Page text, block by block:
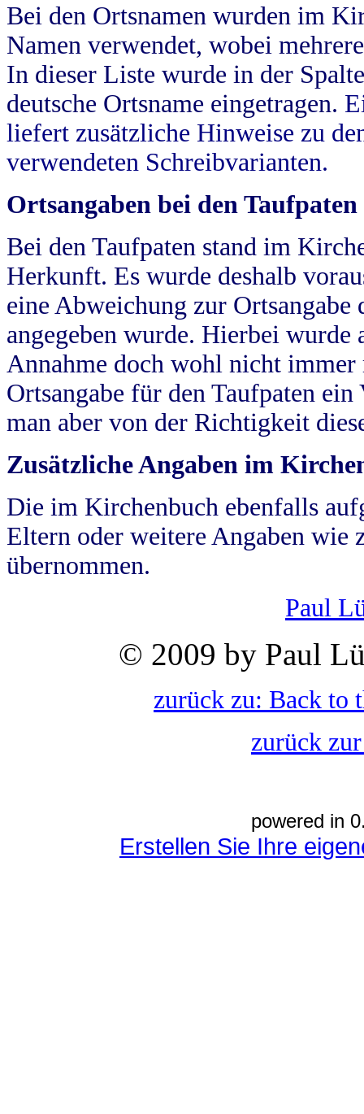
Bei den Ortsnamen wurden im
Namen verwendet, wobei
In dieser Liste wurde in der
deutsche Ortsname eingetragen.
liefert zusätzliche Hinweise zu
verwendeten Schreibvarianten.
Ortsangaben bei den Taufpaten
Bei den Taufpaten stand im
Herkunft. Es wurde deshalb
eine Abweichung zur
angegeben wurde. Hierbei wurde
Annahme doch wohl nicht
Ortsangabe für den Taufpaten
man aber von der Richtigkeit
Zusätzliche Angaben im
Die im Kirchenbuch ebenfalls
Eltern oder weitere Angaben wie
übernommen.
Paul
© 2009 by Paul
zurück zu: Back to
zurück
powered in
Erstellen Sie Ihre